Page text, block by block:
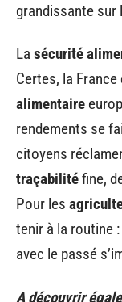
grandissante sur
La sécurité
Certes, la
alimentaire
rendements se
citoyens
traçabilitéfine,
Pour les
tenir à la routine
avec le passé
A découvrir